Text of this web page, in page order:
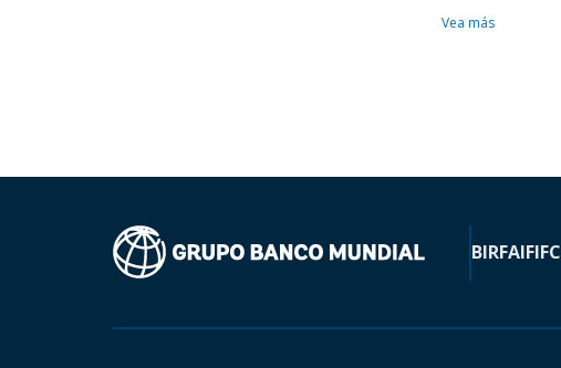
Vea más
BIRFAIFIFC